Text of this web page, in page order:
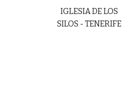
IGLESIA DE LOS
SILOS - TENERIFE